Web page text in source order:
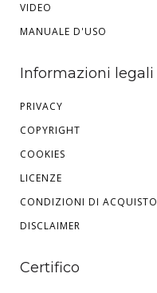
VIDEO
MANUALE D'USO
Informazioni legali
PRIVACY
COPYRIGHT
COOKIES
LICENZE
CONDIZIONI DI ACQUISTO
DISCLAIMER
Certifico